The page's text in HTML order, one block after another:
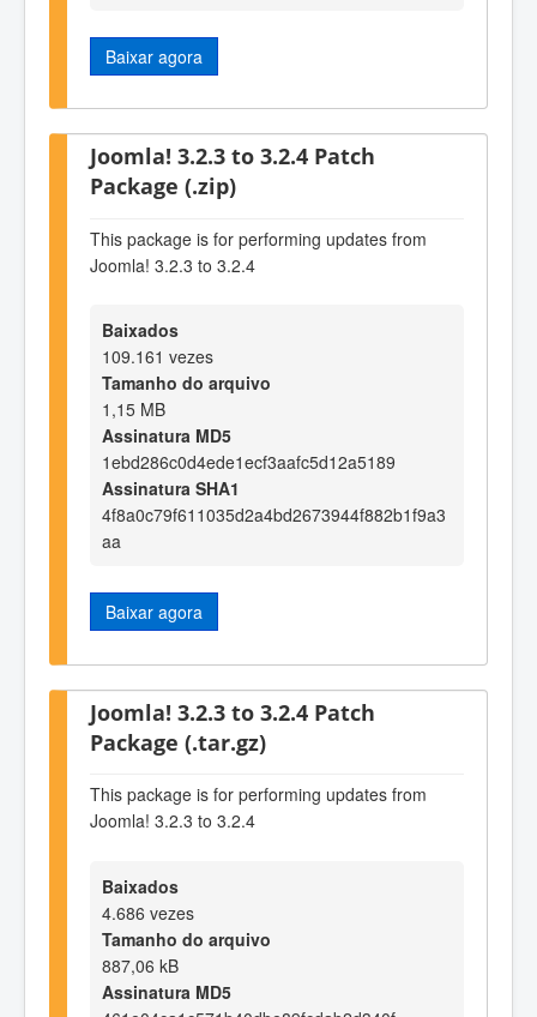
Baixar agora
Joomla! 3.2.3 to 3.2.4 Patch
Package (.zip)
This package is for performing updates from
Joomla! 3.2.3 to 3.2.4
Baixados
109.161 vezes
Tamanho do arquivo
1,15 MB
Assinatura MD5
1ebd286c0d4ede1ecf3aafc5d12a5189
Assinatura SHA1
4f8a0c79f611035d2a4bd2673944f882b1f9a3
aa
Baixar agora
Joomla! 3.2.3 to 3.2.4 Patch
Package (.tar.gz)
This package is for performing updates from
Joomla! 3.2.3 to 3.2.4
Baixados
4.686 vezes
Tamanho do arquivo
887,06 kB
Assinatura MD5